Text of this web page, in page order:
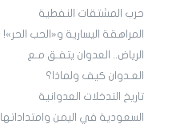
حرب المشتقات النفطية
المراهقة اليسارية و«الحب الحر»!
الرياض.. العدوان يتفـق مـع
العـدوان كيف ولماذا؟
تاريخ التدخلات العدوانية
السعودية في اليمن وامتداداتها